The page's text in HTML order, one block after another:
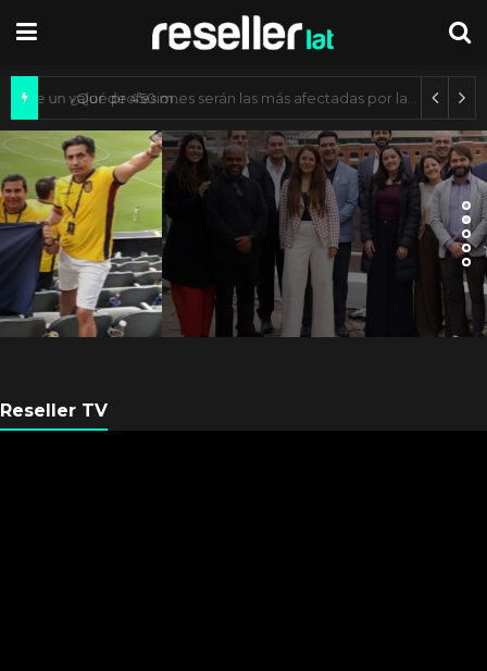
Mercado de IA agéntica tiene un valor de 450 mil millones de dólares
ARGENTINA
Axis Communications
Argentina se fortalece con
nueva sede
Reseller TV